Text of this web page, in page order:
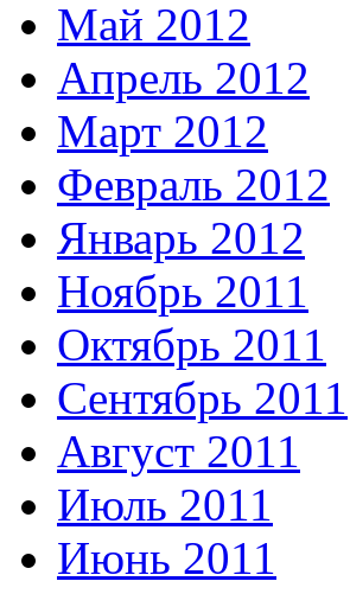
Май 2012
Апрель 2012
Март 2012
Февраль 2012
Январь 2012
Ноябрь 2011
Октябрь 2011
Сентябрь 2011
Август 2011
Июль 2011
Июнь 2011